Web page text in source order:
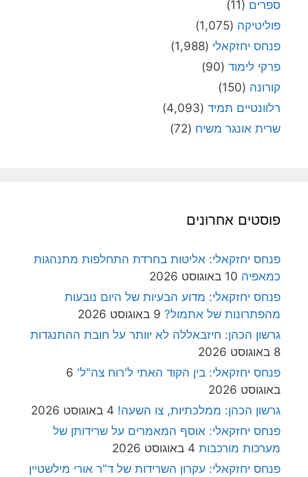
ספרים (11)
פוליטיקה (1,075)
פנחס יחזקאלי (1,988)
פרקי לימוד (90)
קורונה (150)
רלוונטיים תמיד (4,093)
שרית אונגר משיח (72)
פוסטים אחרונים
פנחס יחזקאלי: אליטות בחרדת התחלפות מתנהגות
כמאפיה 10 באוגוסט 2026
פנחס יחזקאלי: מדוע הבעיות של היום נובעות
מהפתרונות של אתמול? 9 באוגוסט 2026
גרשון הכהן: חיזבאללה לא יוותר על חובת ההתנגדות
8 באוגוסט 2026
פנחס יחזקאלי: בין הקוד האתי ל'רוח צה"ל' 6
באוגוסט 2026
גרשון הכהן: ממלכתיות, צו השעה! 4 באוגוסט 2026
פנחס יחזקאלי: אוסף המאמרים על שרידותן של
מערכות מורכבות 4 באוגוסט 2026
פנחס יחזקאלי: עקרון השרידות של ד"ר אורי מילשטיין